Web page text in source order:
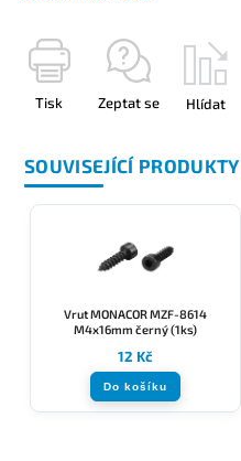
Tisk Zeptat se Hlídat
SOUVISEJÍCÍ PRODUKTY
Vrut MONACOR MZF-8614
M4x16mm černý (1ks)
12 Kč
Do košíku